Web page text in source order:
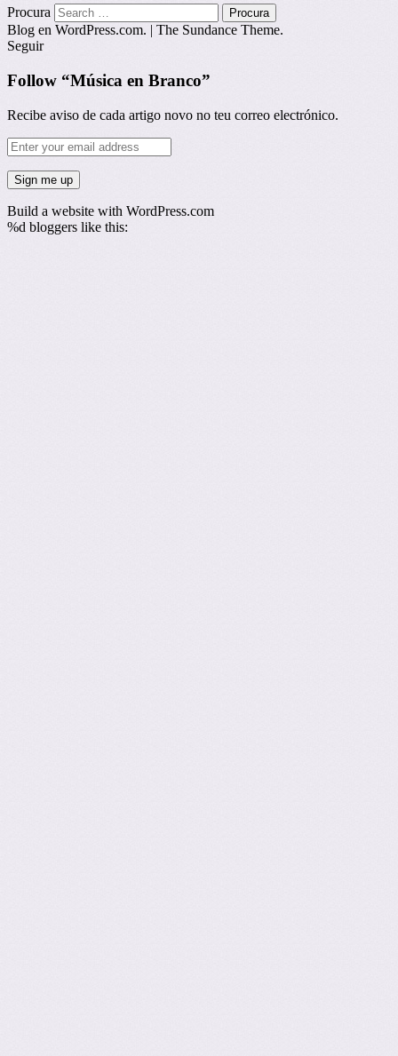
Procura
Blog en WordPress.com. | The Sundance Theme.
Seguir
Follow “Música en Branco”
Recibe aviso de cada artigo novo no teu correo electrónico.
Build a website with WordPress.com
%d bloggers like this: